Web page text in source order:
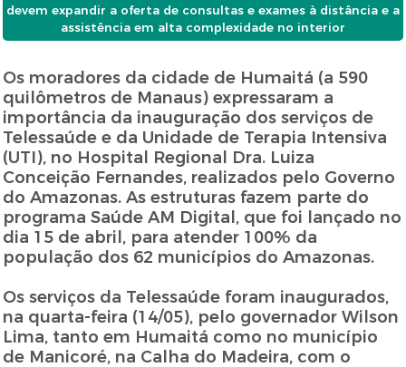
devem expandir a oferta de consultas e exames à distância e a
assistência em alta complexidade no interior
Os moradores da cidade de Humaitá (a 590
quilômetros de Manaus) expressaram a
importância da inauguração dos serviços de
Telessaúde e da Unidade de Terapia Intensiva
(UTI), no Hospital Regional Dra. Luiza
Conceição Fernandes, realizados pelo Governo
do Amazonas. As estruturas fazem parte do
programa Saúde AM Digital, que foi lançado no
dia 15 de abril, para atender 100% da
população dos 62 municípios do Amazonas.
Os serviços da Telessaúde foram inaugurados,
na quarta-feira (14/05), pelo governador Wilson
Lima, tanto em Humaitá como no município
de Manicoré, na Calha do Madeira, com o